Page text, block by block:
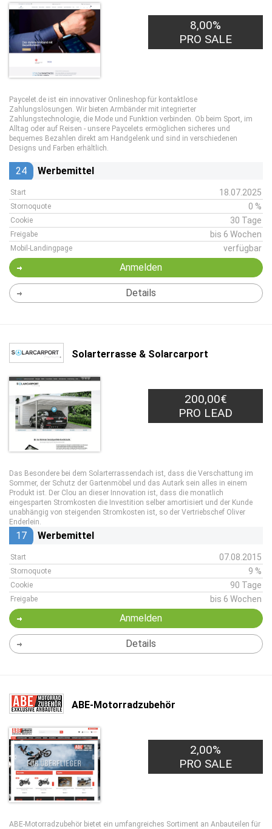
8,00%
PRO SALE
Paycelet.de ist ein innovativer Onlineshop für kontaktlose
Zahlungslösungen. Wir bieten Armbänder mit integrierter
Zahlungstechnologie, die Mode und Funktion verbinden. Ob beim Sport, im
Alltag oder auf Reisen - unsere Paycelets ermöglichen sicheres und
bequemes Bezahlen direkt am Handgelenk und sind in verschiedenen
Designs und Farben erhältlich.
24 Werbemittel
Start 18.07.2025
Stornoquote 0 %
Cookie 30 Tage
Freigabe bis 6 Wochen
Mobil-Landingpage verfügbar
Anmelden
Details
Solarterrasse & Solarcarport
200,00€
PRO LEAD
Das Besondere bei dem Solarterrassendach ist, dass die Verschattung im
Sommer, der Schutz der Gartenmöbel und das Autark sein alles in einem
Produkt ist. Der Clou an dieser Innovation ist, dass die monatlich
eingesparten Stromkosten die Investition selber amortisiert und der Kunde
unabhängig von steigenden Stromkosten ist, so der Vertriebschef Oliver
Enderlein.
17 Werbemittel
Start 07.08.2015
Stornoquote 9 %
Cookie 90 Tage
Freigabe bis 6 Wochen
Anmelden
Details
ABE-Motorradzubehör
2,00%
PRO SALE
ABE-Motorradzubehör bietet ein umfangreiches Sortiment an Anbauteilen für